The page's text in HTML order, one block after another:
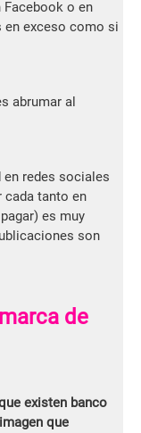
o en
en exceso como si
abrumar al
redes sociales
cada tanto en
es muy
son
de
existen banco
que